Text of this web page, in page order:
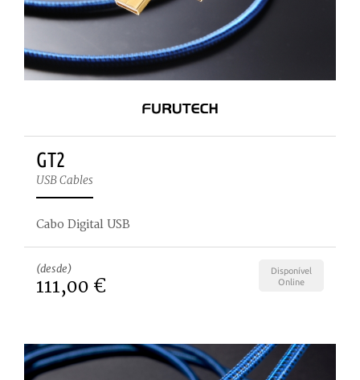
GT2
USB Cables
Cabo Digital USB
(desde)
111,00 €
Disponível
Online